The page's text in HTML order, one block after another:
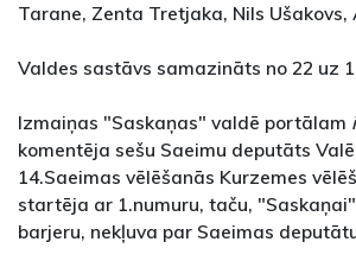
Tarane, Zenta Tretjaka, Nils Ušakovs,
Valdes sastāvs samazināts no 22 uz
Izmaiņas "Saskaņas" valdē portālam
komentēja sešu Saeimu deputāts
14.Saeimas vēlēšanās Kurzemes
startēja ar 1.numuru, taču,
barjeru, nekļuva par Saeimas